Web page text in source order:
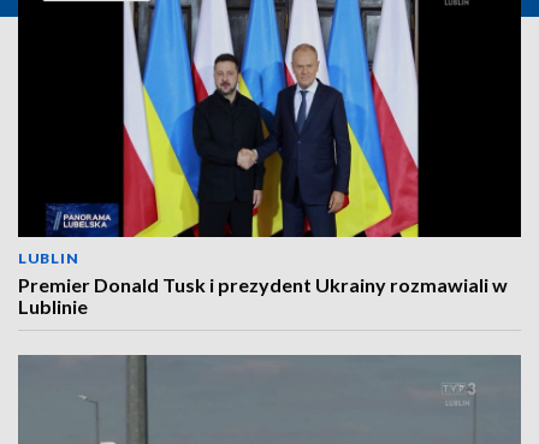
LUBLIN
Premier Donald Tusk i prezydent Ukrainy rozmawiali w
Lublinie